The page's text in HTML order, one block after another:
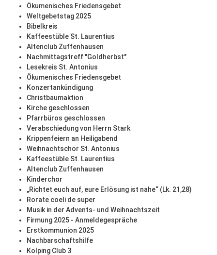
Ökumenisches Friedensgebet
Weltgebetstag 2025
Bibelkreis
Kaffeestüble St. Laurentius
Altenclub Zuffenhausen
Nachmittagstreff "Goldherbst"
Lesekreis St. Antonius
Ökumenisches Friedensgebet
Konzertankündigung
Christbaumaktion
Kirche geschlossen
Pfarrbüros geschlossen
Verabschiedung von Herrn Stark
Krippenfeiern an Heiligabend
Weihnachtschor St. Antonius
Kaffeestüble St. Laurentius
Altenclub Zuffenhausen
Kinderchor
„Richtet euch auf, eure Erlösung ist nahe“ (Lk. 21,28)
Rorate coeli de super
Musik in der Advents- und Weihnachtszeit
Firmung 2025 - Anmeldegespräche
Erstkommunion 2025
Nachbarschaftshilfe
Kolping Club 3